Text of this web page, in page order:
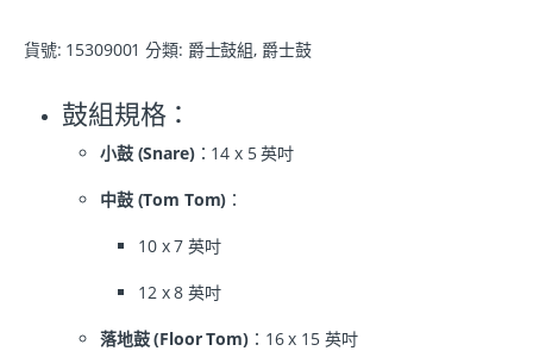
貨號: 15309001 分類: 爵士鼓組, 爵士鼓
鼓組規格：
小鼓 (Snare)：14 x 5 英吋
中鼓 (Tom Tom) ：
10 x 7 英吋
12 x 8 英吋
落地鼓 (Floor Tom)：16 x 15 英吋